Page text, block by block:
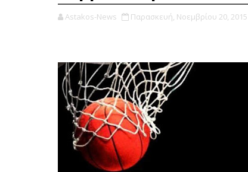
Astakos-News Παρασκευή, Νοεμβρίου 20, 2015